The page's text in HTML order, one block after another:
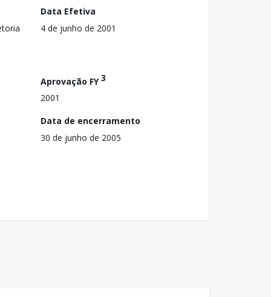
Data Efetiva
4 de junho de 2001
Aprovação FY3
2001
Data de encerramento
30 de junho de 2005